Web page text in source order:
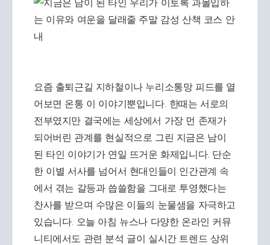
요즘 출퇴근길 지하철이나 누리소통망 피드를 열
어보면 온통 이 이야기뿐입니다. 한때는 서로의
전부였지만 결국에는 세상에서 가장 먼 존재가
되어버린 관계를 현실적으로 그린 지금은 남이
된 타인 이야기가 연일 뜨거운 화제입니다. 단순
한 이별 서사를 넘어서 현대인들이 인간관계 속
에서 겪는 갈등과 씁쓸함을 그대로 투영했다는
찬사를 받으며 수많은 이들의 눈물샘을 자극하고
있습니다. 오늘 아침 뉴스나 다양한 온라인 커뮤
니티에서도 관련 분석 글이 실시간 트렌드 상위